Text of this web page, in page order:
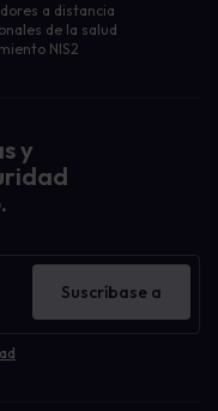
a distancia
de la salud
NIS2
y
Suscríbase a